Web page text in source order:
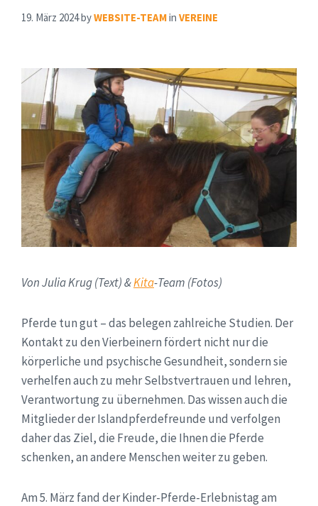
19. März 2024byWEBSITE-TEAMin VEREINE
Von Julia Krug (Text) &Kita-Team (Fotos)
Pferde tun gut – das belegen zahlreiche Studien. Der
Kontakt zu den Vierbeinern fördert nicht nur die
körperliche und psychische Gesundheit, sondern sie
verhelfen auch zu mehr Selbstvertrauen und lehren,
Verantwortung zu übernehmen. Das wissen auch die
Mitglieder der Islandpferdefreunde und verfolgen
daher das Ziel, die Freude, die Ihnen die Pferde
schenken, an andere Menschen weiter zu geben.
Am 5. März fand der Kinder-Pferde-Erlebnistag am